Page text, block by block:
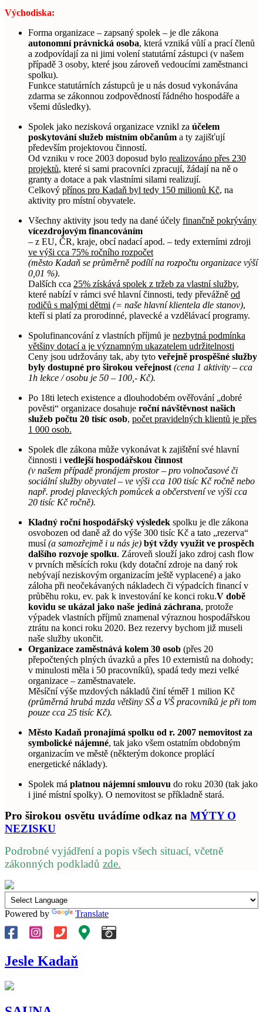
Východiska:
Forma organizace – zapsaný spolek – je dle zákona
autonomní právnická osoba, která vzniká vůlí a prací členů
a zodpovídají za ni jimi volení statutární zástupci (v našem
případě 3 osoby, které jsou zároveň vedoucími zaměstnanci
spolku).
Funkce statutárních zástupců je u nás dosud vykonávána
zdarma se zákonnou zodpovědností řádného hospodáře a
všemi důsledky).
Spolek jako nezisková organizace vznikl za účelem
poskytování služeb místním občanům a ty zajišťují
především projektovou činností.
Od vzniku v roce 2003 doposud bylo realizováno přes 230
projektů, které si sami pracovníci zpracují, žádají na ně o
granty a dotace a pak vlastními silami realizují.
Celkový přínos pro Kadaň byl tedy 150 milionů Kč, na
aktivity pro místní obyvatele.
Všechny aktivity jsou tedy na dané účely finančně pokrývány
vícezdrojovým financováním
– z EU, ČR, kraje, obcí nadací apod. – tedy externími zdroji
ve výši cca 75% ročního rozpočet
(město Kadaň se průměrně podílí na rozpočtu organizace výší
0,01 %).
Dalších cca 25% získává spolek z tržeb za vlastní služby,
které nabízí v rámci své hlavní činnosti, tedy převážně od
rodičů s malými dětmi (= naše hlavní klientela dle stanov),
kteří si platí za prorodinné, plavecké a vzdělávací programy.
Spolufinancování z vlastních příjmů je nezbytná podmínka
většiny dotací a je významným ukazatelem udržitelnosti
Ceny jsou udržovány tak, aby tyto veřejně prospěšné služby
byly dostupné pro širokou veřejnost (cena 1 aktivity – cca
1h lekce / osobu je 50 – 100,- Kč).
Po 18ti letech existence a dlouhodobém ověřování „dobré
pověsti“ organizace dosahuje roční návštěvnost našich
služeb počtu 20 tisíc osob, počet pravidelných klientů je přes
1 000 osob.
Spolek dle zákona může vykonávat k zajištění své hlavní
činnosti i vedlejší hospodářskou činnost
(v našem případě pronájem prostor – pro volnočasové či
sociální služby obyvatel – ve výši cca 100 tisíc Kč ročně nebo
např. prodej plaveckých pomůcek a občerstvení ve výši cca
20 tisíc Kč ročně).
Kladný roční hospodářský výsledek spolku je dle zákona
osvobozen od daně až do výše 300 tisíc Kč a tato „rezerva“
musí(a samozřejmě i u nás je) být vždy využit ve prospěch
dalšího rozvoje spolku. Zároveň slouží jako zdroj cash flow
v prvních měsících roku (kdy dotační zdroje na daný rok
nebývají neziskovým organizacím ještě vyplacené) a jako
záloha při neočekávaných nákladech či výpadcích financí v
průběhu roku, ev. pak k investování ke konci roku.V době
kovidu se ukázal jako naše jediná záchrana, protože
výpadek vlastních příjmů znamenal výraznou hospodářskou
ztrátu na konci roku 2020. Bez rezervy bychom již museli
naše služby ukončit.
Organizace zaměstnává kolem 30 osob (přes 20
přepočtených plných úvazků a přes 10 externistů na dohody;
v minulosti měla i 50 pracovníků), spadá tedy mezi velké
organizace – zaměstnavatele.
Měsíční výše mzdových nákladů činí téměř 1 milion Kč
(průměrná hrubá mzda většiny SŠ a VŠ pracovníků je při tom
pouze cca 25 tisíc Kč).
Město Kadaň pronajímá spolku od r. 2007 nemovitost za
symbolické nájemné, tak jako všem ostatním obdobným
organizacím ve městě (některým dokonce proplácí
energetické náklady).
Spolek má platnou nájemní smlouvu do roku 2030 (tak jako
i jiné místní spolky). O nemovitost se příkladně stará.
Pro širokou osvětu uvádíme odkaz na MÝTY O
NEZISKU
Podrobné vyjádření a popis všech situací, včetně
zákonných podkladů zde.
Powered by Translate
Jesle Kadaň